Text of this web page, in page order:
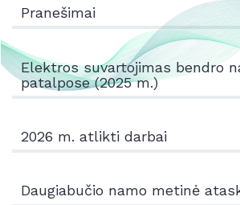
Mokamų paslaugų
Projektai
Kontaktai
Vandentvarkos skyrius
Kaimo gyvenvietės
Lėšų kaupimas
Kontaktai
Pranešimai
Elektros suvartojimas bendro
patalpose (2025 m.)
2026 m. atlikti darbai
Daugiabučio namo metinė